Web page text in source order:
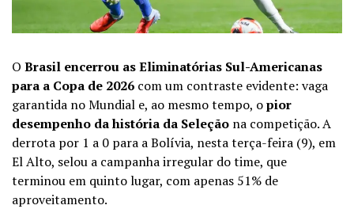
O Brasil encerrou as Eliminatórias Sul-Americanas
para a Copa de 2026 com um contraste evidente: vaga
garantida no Mundial e, ao mesmo tempo, opior
desempenho da história da Seleção na competição. A
derrota por 1 a 0 para a Bolívia, nesta terça-feira (9), em
El Alto, selou a campanha irregular do time, que
terminou em quinto lugar, com apenas 51% de
aproveitamento.